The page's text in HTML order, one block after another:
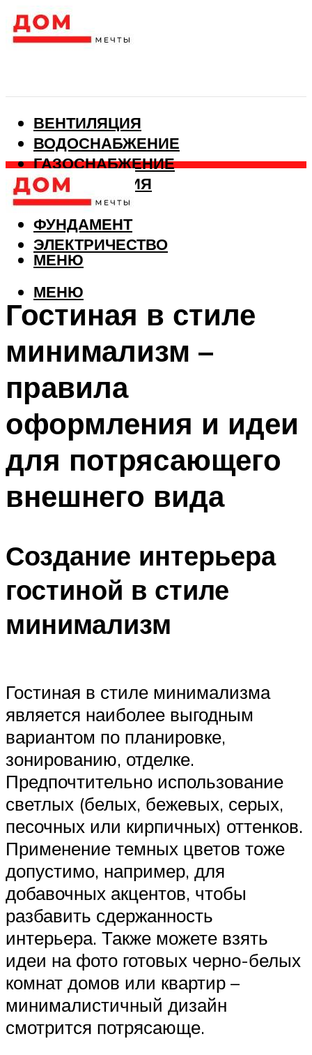
ВЕНТИЛЯЦИЯ
ВОДОСНАБЖЕНИЕ
ГАЗОСНАБЖЕНИЕ
КАНАЛИЗАЦИЯ
ОТОПЛЕНИЕ
ФУНДАМЕНТ
ЭЛЕКТРИЧЕСТВО
МЕНЮ
МЕНЮ
Гостиная в стиле
минимализм –
правила
оформления и идеи
для потрясающего
внешнего вида
Создание интерьера
гостиной в стиле
минимализм
Гостиная в стиле минимализма
является наиболее выгодным
вариантом по планировке,
зонированию, отделке.
Предпочтительно использование
светлых (белых, бежевых, серых,
песочных или кирпичных) оттенков.
Применение темных цветов тоже
допустимо, например, для
добавочных акцентов, чтобы
разбавить сдержанность
интерьера. Также можете взять
идеи на фото готовых черно-белых
комнат домов или квартир –
минималистичный дизайн
смотрится потрясающе.